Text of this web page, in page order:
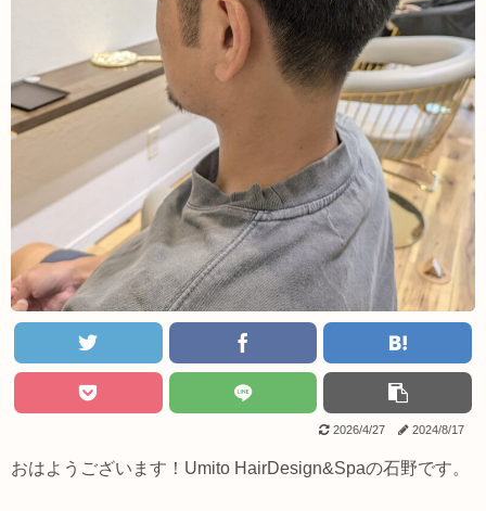
2026/4/27 2024/8/17
おはようございます！Umito HairDesign&Spaの石野です。